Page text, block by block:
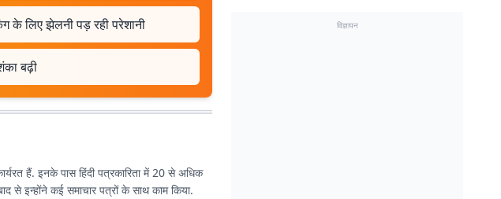
के लिए झेलनी पड़ रही परेशानी
बढ़ी
हैं. इनके पास हिंदी पत्रकारिता में 20 से अधिक
से इन्होंने कई समाचार पत्रों के साथ काम किया.
विज्ञापन